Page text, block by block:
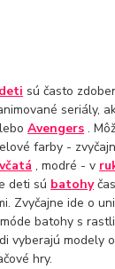
sú často
seriály,
Avengers .
farby -
, modré - v
deti sú batohy
Zvyčajne ide o
batohy s
vyberajú modely
hry.